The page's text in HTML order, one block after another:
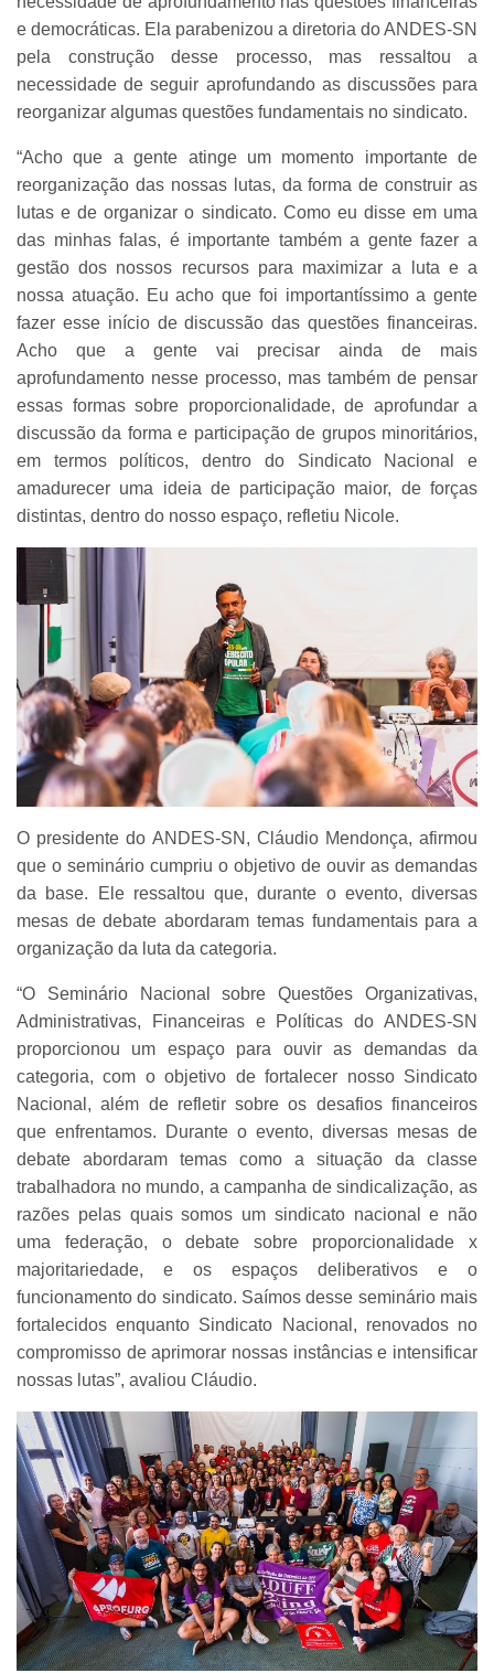
e democráticas. Ela parabenizou a diretoria do ANDES-SN
pela construção desse processo, mas ressaltou a
necessidade de seguir aprofundando as discussões para
reorganizar algumas questões fundamentais no sindicato.
“Acho que a gente atinge um momento importante de
reorganização das nossas lutas, da forma de construir as
lutas e de organizar o sindicato. Como eu disse em uma
das minhas falas, é importante também a gente fazer a
gestão dos nossos recursos para maximizar a luta e a
nossa atuação. Eu acho que foi importantíssimo a gente
fazer esse início de discussão das questões financeiras.
Acho que a gente vai precisar ainda de mais
aprofundamento nesse processo, mas também de pensar
essas formas sobre proporcionalidade, de aprofundar a
discussão da forma e participação de grupos minoritários,
em termos políticos, dentro do Sindicato Nacional e
amadurecer uma ideia de participação maior, de forças
distintas, dentro do nosso espaço, refletiu Nicole.
O presidente do ANDES-SN, Cláudio Mendonça, afirmou
que o seminário cumpriu o objetivo de ouvir as demandas
da base. Ele ressaltou que, durante o evento, diversas
mesas de debate abordaram temas fundamentais para a
organização da luta da categoria.
“O Seminário Nacional sobre Questões Organizativas,
Administrativas, Financeiras e Políticas do ANDES-SN
proporcionou um espaço para ouvir as demandas da
categoria, com o objetivo de fortalecer nosso Sindicato
Nacional, além de refletir sobre os desafios financeiros
que enfrentamos. Durante o evento, diversas mesas de
debate abordaram temas como a situação da classe
trabalhadora no mundo, a campanha de sindicalização, as
razões pelas quais somos um sindicato nacional e não
uma federação, o debate sobre proporcionalidade x
majoritariedade, e os espaços deliberativos e o
funcionamento do sindicato. Saímos desse seminário mais
fortalecidos enquanto Sindicato Nacional, renovados no
compromisso de aprimorar nossas instâncias e intensificar
nossas lutas”, avaliou Cláudio.